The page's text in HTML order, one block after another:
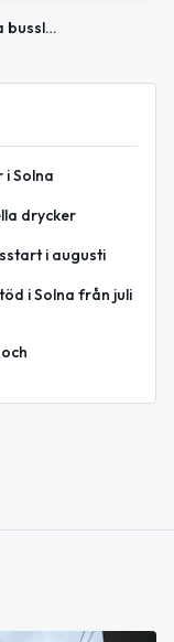
Väderprognos och nya busslinjer i Solna – Viktig information för resenärer
Solna
drycker
i augusti
i Solna från juli